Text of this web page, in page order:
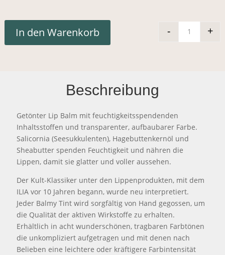
ILIA
- +
In den Warenkorb
Beschreibung
Getönter Lip Balm mit feuchtigkeitsspendenden
Inhaltsstoffen und transparenter, aufbaubarer Farbe.
Salicornia (Seesukkulenten), Hagebuttenkernöl und
Sheabutter spenden Feuchtigkeit und nähren die
Lippen, damit sie glatter und voller aussehen.
Der Kult-Klassiker unter den Lippenprodukten, mit dem
ILIA vor 10 Jahren begann, wurde neu interpretiert.
Jeder Balmy Tint wird sorgfältig von Hand gegossen, um
die Qualität der aktiven Wirkstoffe zu erhalten.
Erhältlich in acht wunderschönen, tragbaren Farbtönen
die unkompliziert aufgetragen und mit denen nach
Belieben eine leichtere oder kräftigere Farbintensität